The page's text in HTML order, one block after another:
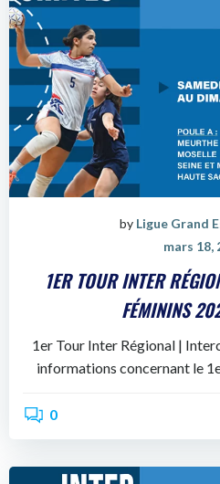
by Ligue Grand
mars 18,
1ER TOUR INTER
FÉMININS
1er Tour Inter Régional |
informations concernant le
0